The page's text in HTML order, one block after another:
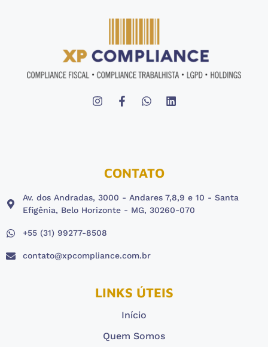
CONTATO
Av. dos Andradas, 3000 - Andares 7,8,9 e 10 - Santa
Efigênia, Belo Horizonte - MG, 30260-070
+55 (31) 99277-8508
contato@xpcompliance.com.br
LINKS ÚTEIS
Início
Quem Somos